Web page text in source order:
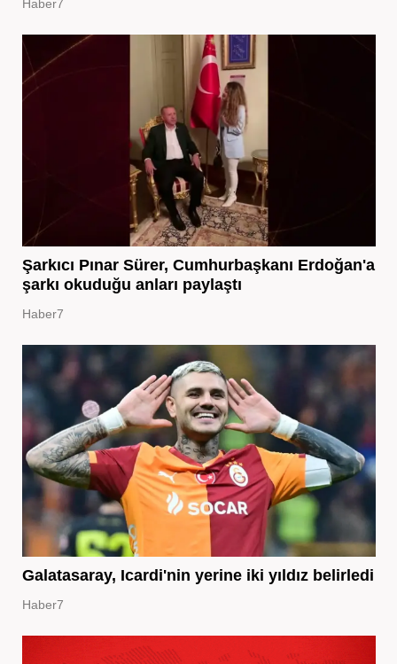
Haber7
Şarkıcı Pınar Sürer, Cumhurbaşkanı Erdoğan'a
şarkı okuduğu anları paylaştı
Haber7
Galatasaray, Icardi'nin yerine iki yıldız belirledi
Haber7